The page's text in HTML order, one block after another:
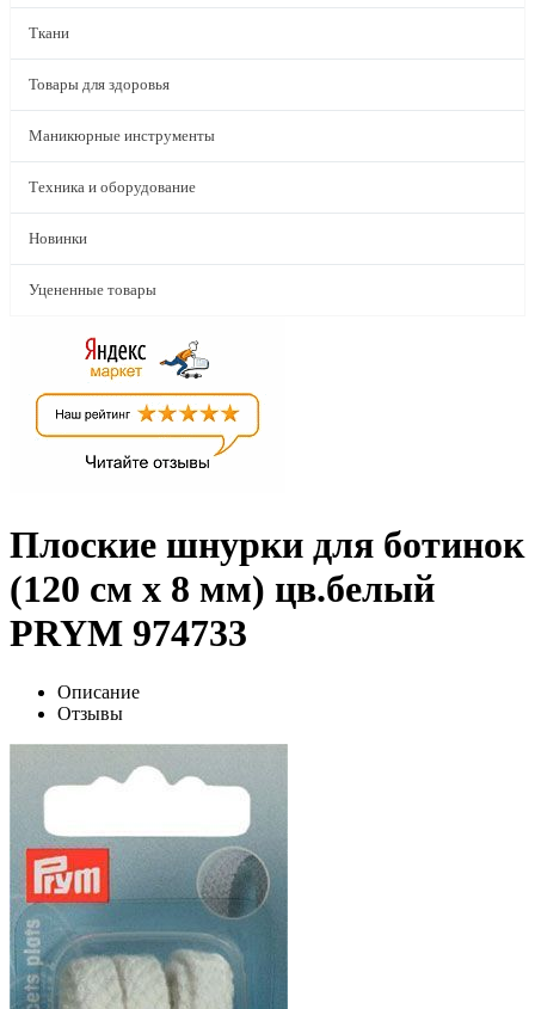
Ткани
Товары для здоровья
Маникюрные инструменты
Техника и оборудование
Новинки
Уцененные товары
Плоские шнурки для ботинок
(120 см x 8 мм) цв.белый
PRYM 974733
Описание
Отзывы